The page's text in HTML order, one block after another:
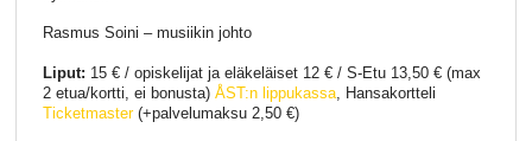
Rasmus Soini – musiikin johto
Liput: 15 € / opiskelijat ja eläkeläiset 12 € / S-Etu 13,50 € (max
2 etua/kortti, ei bonusta) ÅST:n lippukassa, Hansakortteli
Ticketmaster(+palvelumaksu 2,50 €)